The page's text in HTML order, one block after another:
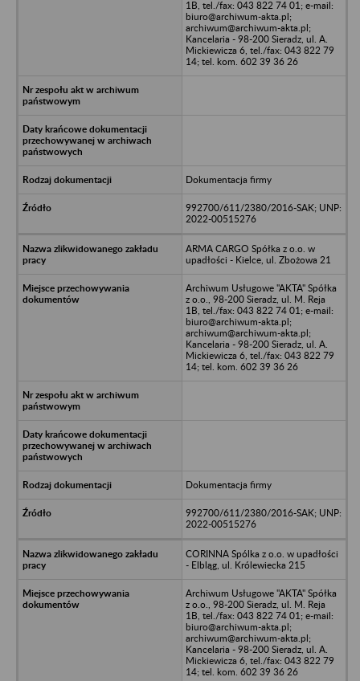
1B, tel./fax: 043 822 74 01; e-mail:
biuro@archiwum-akta.pl;
archiwum@archiwum-akta.pl;
Kancelaria - 98-200 Sieradz, ul. A.
Mickiewicza 6, tel./fax: 043 822 79
14; tel. kom. 602 39 36 26
Dokumentacja firmy
992700/611/2380/2016-SAK; UNP:
2022-00515276
ARMA CARGO Spółka z o.o. w
upadłości - Kielce, ul. Zbożowa 21
Archiwum Usługowe "AKTA" Spółka
z o.o., 98-200 Sieradz, ul. M. Reja
1B, tel./fax: 043 822 74 01; e-mail:
biuro@archiwum-akta.pl;
archiwum@archiwum-akta.pl;
Kancelaria - 98-200 Sieradz, ul. A.
Mickiewicza 6, tel./fax: 043 822 79
14; tel. kom. 602 39 36 26
Dokumentacja firmy
992700/611/2380/2016-SAK; UNP:
2022-00515276
CORINNA Spólka z o.o. w upadłości
- Elbląg, ul. Królewiecka 215
Archiwum Usługowe "AKTA" Spółka
z o.o., 98-200 Sieradz, ul. M. Reja
1B, tel./fax: 043 822 74 01; e-mail:
biuro@archiwum-akta.pl;
archiwum@archiwum-akta.pl;
Kancelaria - 98-200 Sieradz, ul. A.
Mickiewicza 6, tel./fax: 043 822 79
14; tel. kom. 602 39 36 26